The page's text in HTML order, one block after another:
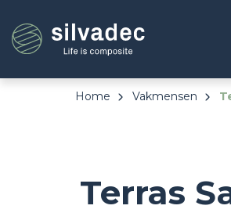
en
naar
Home Vakmensen
Terras